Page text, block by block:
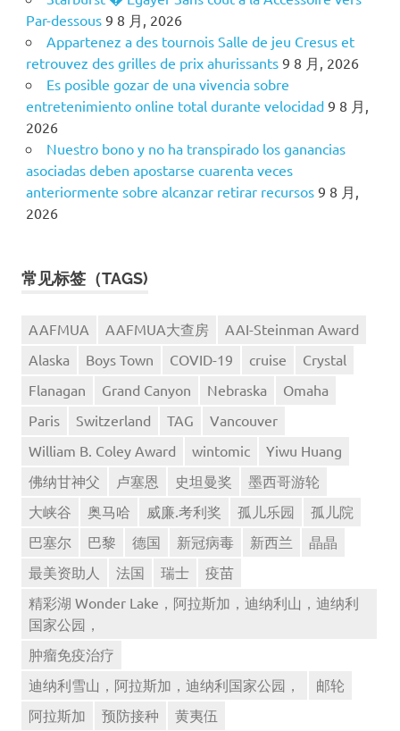
Par-dessous 9 8 月, 2026
Appartenez a des tournois Salle de jeu Cresus et
retrouvez des grilles de prix ahurissants 9 8 月, 2026
Es posible gozar de una vivencia sobre
entretenimiento online total durante velocidad 9 8 月,
2026
Nuestro bono y no ha transpirado los ganancias
asociadas deben apostarse cuarenta veces
anteriormente sobre alcanzar retirar recursos 9 8 月,
2026
常见标签（TAGS)
AAFMUA AAFMUA大查房
AAI-Steinman Award
Alaska
Boys Town COVID-19 cruise
Crystal
Flanagan
Grand Canyon Nebraska
Omaha
Paris
Switzerland TAG
Vancouver
William B. Coley Award
wintomic
Yiwu Huang
佛纳甘神父
卢塞恩 史坦曼奖
墨西哥游轮
大峡谷
奥马哈 威廉.考利奖 孤儿乐园
孤儿院
巴塞尔
巴黎 德国 新冠病毒 新西兰
晶晶
最美资助人
法国 瑞士
疫苗
精彩湖 Wonder Lake，阿拉斯加，迪纳利山，迪纳利
国家公园，
肿瘤免疫治疗
迪纳利雪山，阿拉斯加，迪纳利国家公园，
邮轮
阿拉斯加
预防接种 黄夷伍